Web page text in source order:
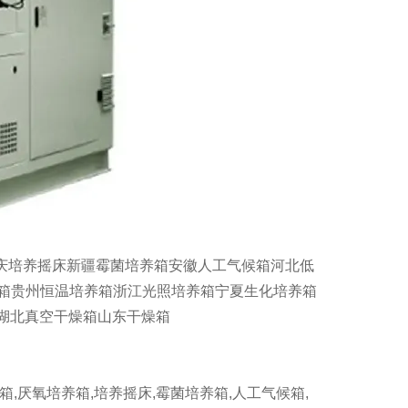
养摇床新疆霉菌培养箱安徽人工气候箱河北低
贵州恒温培养箱浙江光照培养箱宁夏生化培养箱
北真空干燥箱山东干燥箱
,厌氧培养箱,培养摇床,霉菌培养箱,人工气候箱,